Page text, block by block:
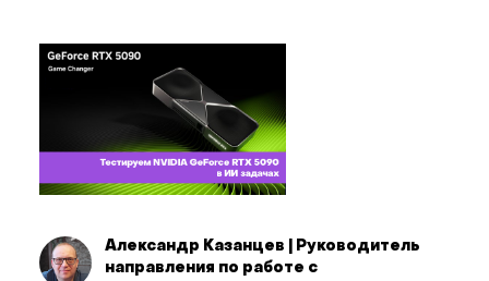
Александр Казанцев | Руководитель
направления по работе с